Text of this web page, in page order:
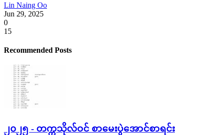
Lin Naing Oo
Jun 29, 2025
0
15
Recommended Posts
၂၀၂၅ - တက္ကသိုလ်ဝင် စာမေးပွဲအောင်စာရင်း